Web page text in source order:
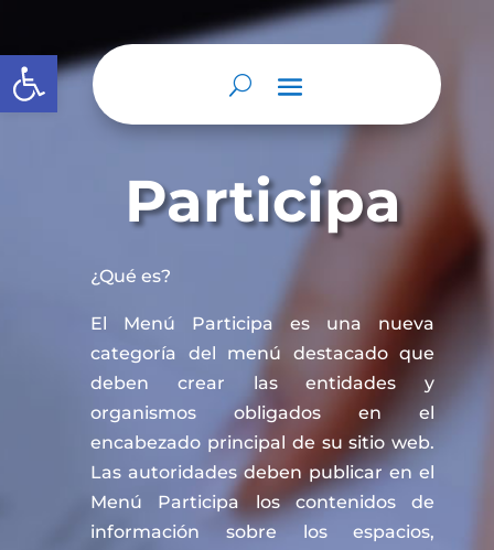
Abrir barra de herramientas
Participa
¿Qué es?
El Menú Participa es una nueva
categoría del menú destacado que
deben crear las entidades y
organismos obligados en el
encabezado principal de su sitio web.
Las autoridades deben publicar en el
Menú Participa los contenidos de
información sobre los espacios,